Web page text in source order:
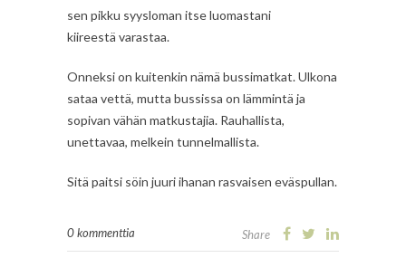
sen pikku syysloman itse luomastani
kiireestä varastaa.
Onneksi on kuitenkin nämä bussimatkat. Ulkona
sataa vettä, mutta bussissa on lämmintä ja
sopivan vähän matkustajia. Rauhallista,
unettavaa, melkein tunnelmallista.
Sitä paitsi söin juuri ihanan rasvaisen eväspullan.
0 kommenttia Share